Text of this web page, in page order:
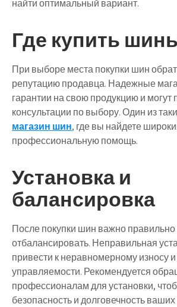
найти оптимальный вариант.
Где купить
При выборе места покупки шин
репутацию продавца. Надежные
гарантии на свою продукцию и могут
консультации по выбору. Один из
магазин шин, где вы найдете
профессиональную помощь.
Установка и
балансировка
После покупки шин важно правильно
отбалансировать. Неправильная
привести к неравномерному износу
управляемости. Рекомендуется
профессионалам для установки,
безопасность и долговечность